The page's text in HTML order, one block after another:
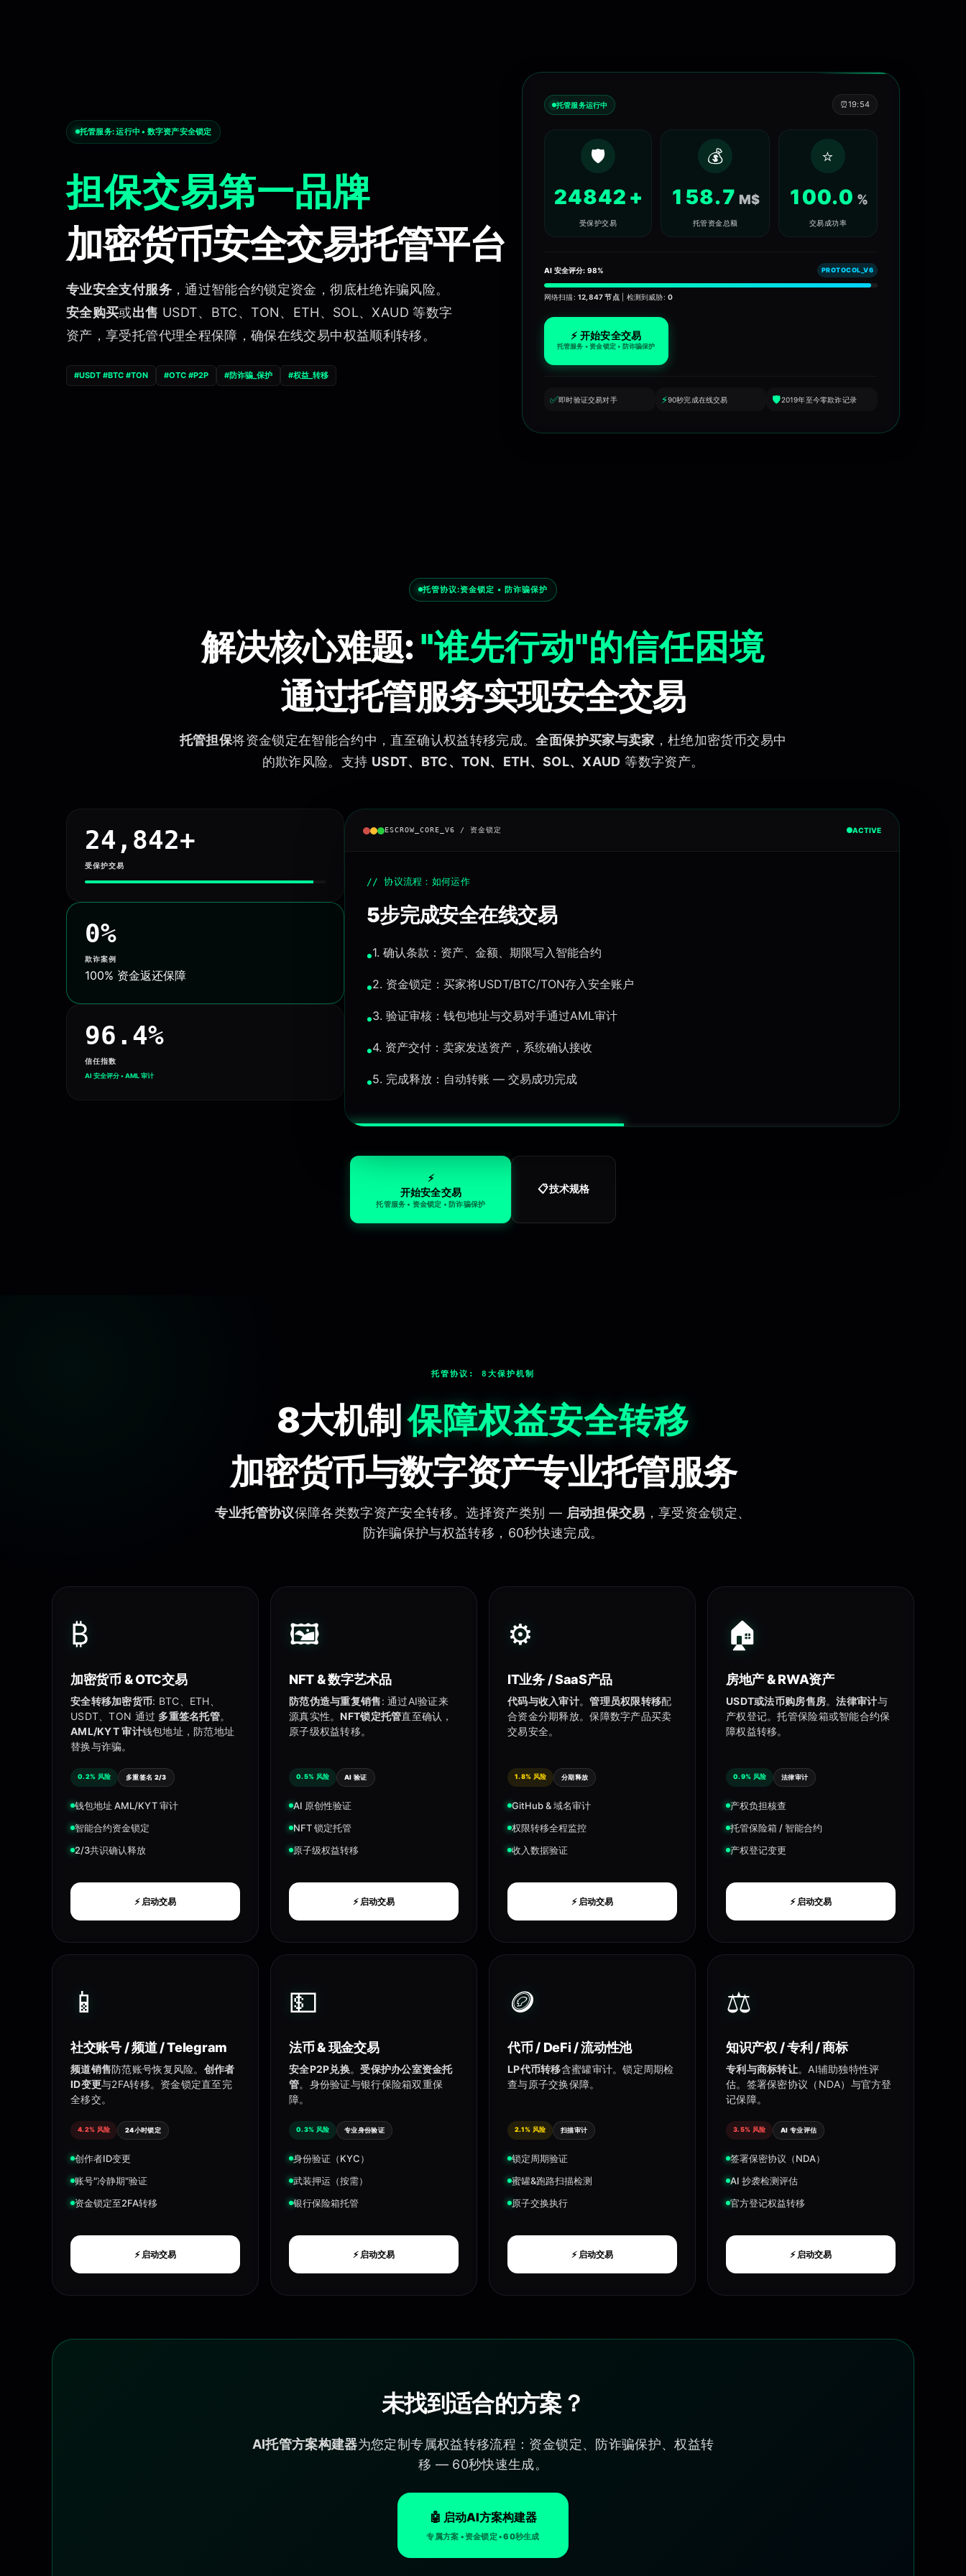
托管服务,安全交易,担保交易,资金锁定,加密货币托管,安全支付,防诈骗,防欺诈,买家保护,卖家保护,加密货币交易,比特币,以太坊,泰达币,美元币,唐币,索拉纳,黄金代币,数字资产,区块链,智
托管服务:运行中 • 数字资产安全锁定
担保交易第一品牌
加密货币安全交易托管平台
专业安全支付服务，通过智能合约锁定资金，彻底杜绝诈骗风险。
安全购买或出售 USDT、BTC、TON、ETH、SOL、XAUD 等数字
资产，享受托管代理全程保障，确保在线交易中权益顺利转移。
#USDT #BTC #TON #OTC #P2P #防诈骗_保护 #权益_转移
托管服务运行中 ⏰19:54
🛡️
24842 +
受保护交易
💰
158.7 M$
托管资金总额
⭐
100.0 %
交易成功率
AI 安全评分: 98% PROTOCOL_V6
状态:
网络扫描:12,847 节点| 检测到威胁: 0
⚡ 开始安全交易
托管服务 • 资金锁定 • 防诈骗保护
✅即时验证交易对手 ⚡90秒完成在线交易 🛡️2019年至今零欺诈记录
托管服务,安全交易,担保交易,资金锁定,加密货币托管,安全支付,防诈骗,防欺诈,买家保护,卖家保护,加密货币,数字资产,区块链,智能合约
托管协议:资金锁定 • 防诈骗保护
解决核心难题:"谁先行动"的信任困境
通过托管服务实现安全交易
托管担保将资金锁定在智能合约中，直至确认权益转移完成。全面保护买家与卖家 ，杜绝加密货币交易中
的欺诈风险。支持 USDT、BTC、TON、ETH、SOL、XAUD 等数字资产。
24,842+
受保护交易
0%
欺诈案例
100% 资金返还保障
96.4%
信任指数
AI 安全评分 • AML 审计
ESCROW_CORE_V6 / 资金锁定
状态:
ACTIVE
// 协议流程：如何运作
5步完成安全在线交易
1. 确认条款：资产、金额、期限写入智能合约
2. 资金锁定：买家将USDT/BTC/TON存入安全账户
3. 验证审核：钱包地址与交易对手通过AML审计
4. 资产交付：卖家发送资产，系统确认接收
5. 完成释放：自动转账 — 交易成功完成
⚡
开始安全交易
托管服务 • 资金锁定 • 防诈骗保护
📋技术规格
托管服务,安全交易,担保交易,资金锁定,加密货币托管,安全支付,防诈骗,防欺诈,买家保护,卖家保护,加密货币,数字资产,区块链,智能合约,在线交易,加密货币购买,加密货币出售,托管代理,
托管协议: 8大保护机制
8大机制保障权益安全转移
加密货币与数字资产专业托管服务
专业托管协议保障各类数字资产安全转移。选择资产类别 — 启动担保交易 ，享受资金锁定、
防诈骗保护与权益转移，60秒快速完成。
₿
加密货币 & OTC交易
安全转移加密货币: BTC、ETH、
USDT、TON 通过 多重签名托管。
AML/KYT 审计钱包地址，防范地址
替换与诈骗。
0.2% 风险 多重签名 2/3
钱包地址 AML/KYT 审计
智能合约资金锁定
2/3共识确认释放
⚡ 启动交易
🖼️
NFT & 数字艺术品
防范伪造与重复销售: 通过AI验证来
源真实性。NFT锁定托管直至确认，
原子级权益转移。
0.5% 风险 AI 验证
AI 原创性验证
NFT 锁定托管
原子级权益转移
⚡ 启动交易
⚙️
IT业务 / SaaS产品
代码与收入审计。管理员权限转移配
合资金分期释放。保障数字产品买卖
交易安全。
1.8% 风险 分期释放
GitHub & 域名审计
权限转移全程监控
收入数据验证
⚡ 启动交易
🏠
房地产 & RWA资产
USDT或法币购房售房。法律审计与
产权登记。托管保险箱或智能合约保
障权益转移。
0.9% 风险 法律审计
产权负担核查
托管保险箱 / 智能合约
产权登记变更
⚡ 启动交易
📱
社交账号 / 频道 / Telegram
频道销售防范账号恢复风险。 创作者
ID变更与2FA转移。资金锁定直至完
全移交。
4.2% 风险 24小时锁定
创作者ID变更
账号"冷静期"验证
资金锁定至2FA转移
⚡ 启动交易
💵
法币 & 现金交易
安全P2P兑换。受保护办公室资金托
管。身份验证与银行保险箱双重保
障。
0.3% 风险 专业身份验证
身份验证（KYC）
武装押运（按需）
银行保险箱托管
⚡ 启动交易
🪙
代币 / DeFi / 流动性池
LP代币转移含蜜罐审计。锁定周期检
查与原子交换保障。
2.1% 风险 扫描审计
锁定周期验证
蜜罐&跑路扫描检测
原子交换执行
⚡ 启动交易
⚖️
知识产权 / 专利 / 商标
专利与商标转让。AI辅助独特性评
估。签署保密协议（NDA）与官方登
记保障。
3.5% 风险 AI 专业评估
签署保密协议（NDA）
AI 抄袭检测评估
官方登记权益转移
⚡ 启动交易
未找到适合的方案？
AI托管方案构建器为您定制专属权益转移流程：资金锁定、防诈骗保护、权益转
移 — 60秒快速生成。
🤖 启动AI方案构建器
专属方案 • 资金锁定 • 60秒生成